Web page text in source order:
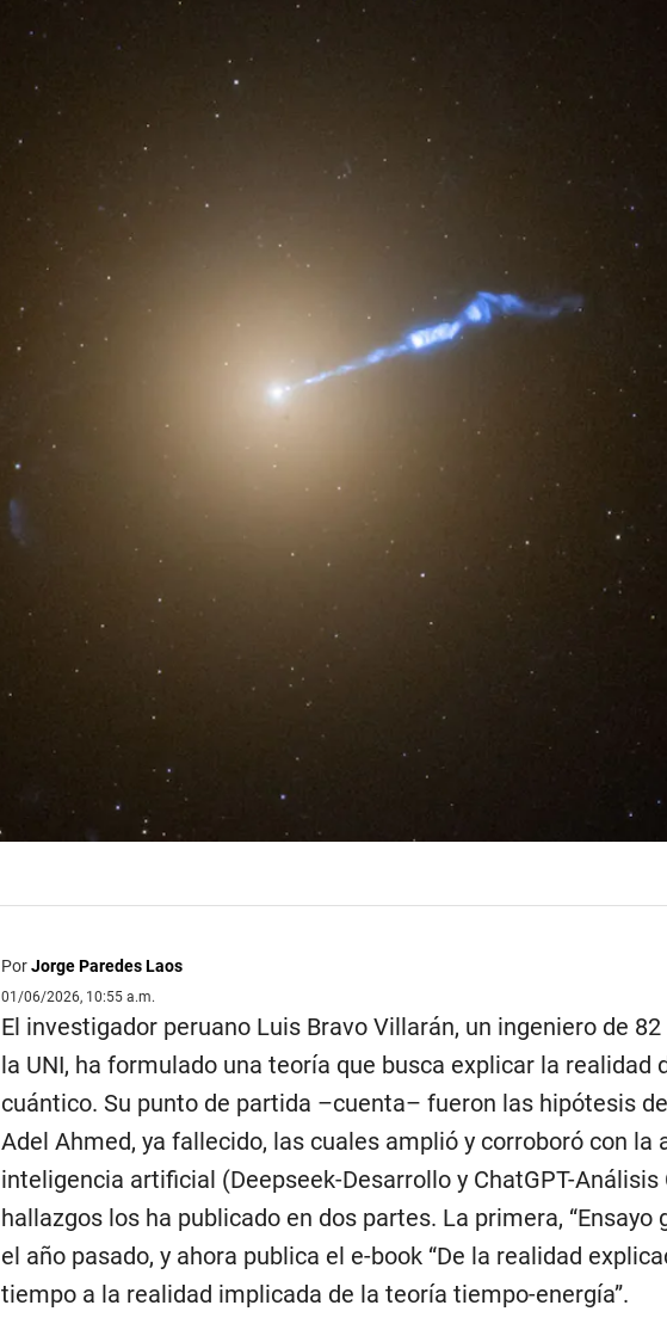
PorJorge Paredes Laos
01/06/2026, 10:55 a.m.
El investigador peruano Luis Bravo Villarán, un ingeniero de
la UNI, ha formulado una teoría que busca explicar la realidad
cuántico. Su punto de partida –cuenta– fueron las hipótesis
Adel Ahmed, ya fallecido, las cuales amplió y corroboró con la
inteligencia artificial (Deepseek-Desarrollo y ChatGPT-Análisis
hallazgos los ha publicado en dos partes. La primera, “Ensayo
el año pasado, y ahora publica el e-book “De la realidad
tiempo a la realidad implicada de la teoría tiempo-energía”.